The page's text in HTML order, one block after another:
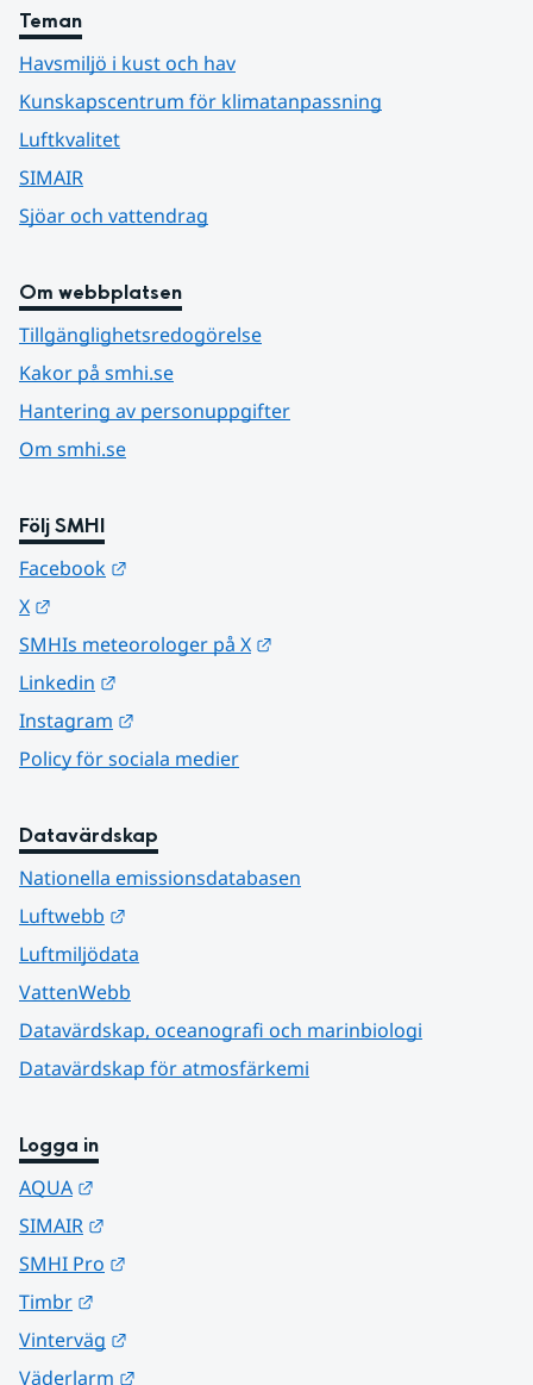
Teman
Havsmiljö i kust och hav
Kunskapscentrum för klimatanpassning
Luftkvalitet
SIMAIR
Sjöar och vattendrag
Om webbplatsen
Tillgänglighetsredogörelse
Kakor på smhi.se
Hantering av personuppgifter
Om smhi.se
Följ SMHI
Facebook
X
SMHIs meteorologer på X
Linkedin
Instagram
Policy för sociala medier
Datavärdskap
Nationella emissionsdatabasen
Luftwebb
Luftmiljödata
VattenWebb
Datavärdskap, oceanografi och marinbiologi
Datavärdskap för atmosfärkemi
Logga in
AQUA
SIMAIR
SMHI Pro
Timbr
Vinterväg
Väderlarm